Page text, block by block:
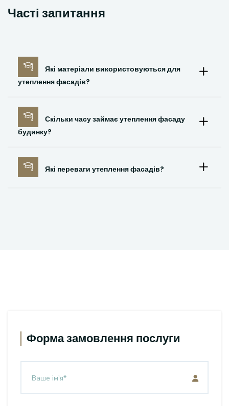
Часті запитання
Які матеріали використовуються для
утеплення фасадів?
Скільки часу займає утеплення фасаду
будинку?
Які переваги утеплення фасадів?
Форма замовлення послуги